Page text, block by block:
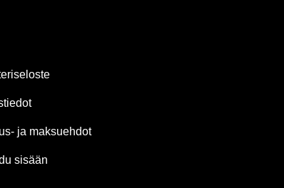
ja maksuehdot
sisään